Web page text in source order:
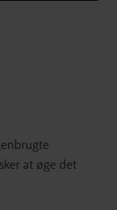
at øge det